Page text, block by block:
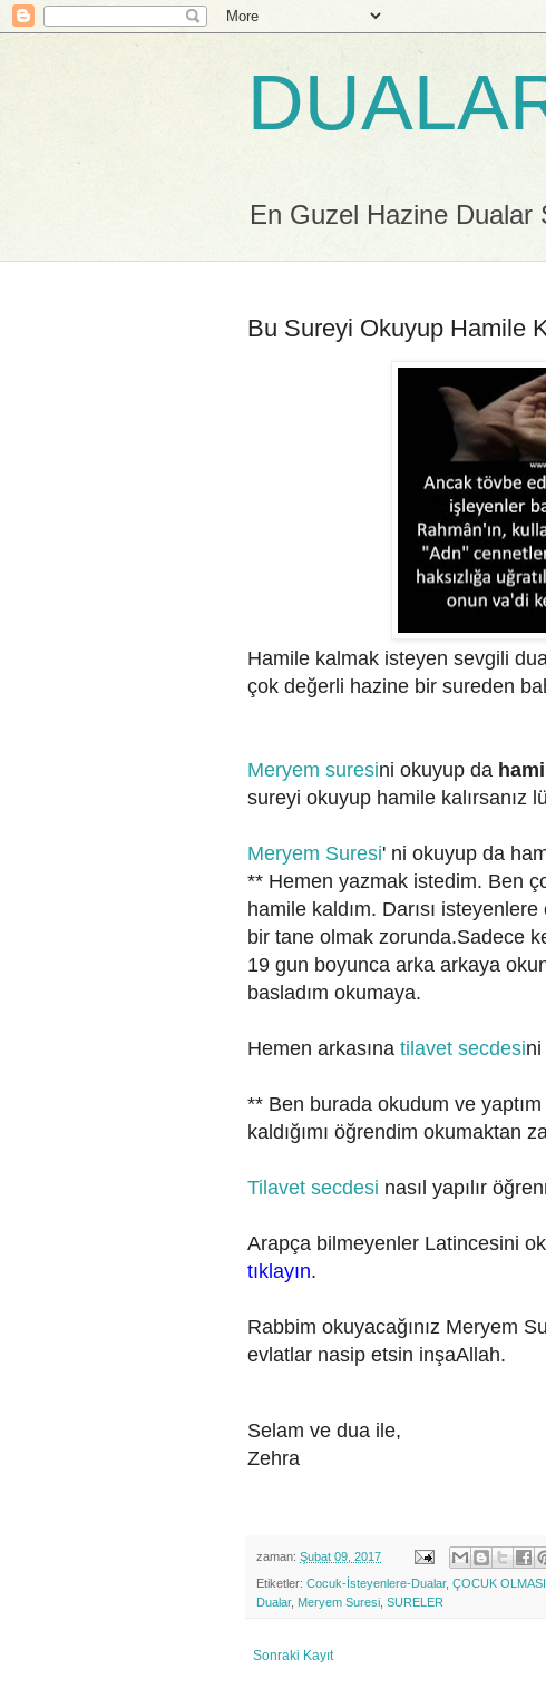
En Guzel Hazine Dualar
Bu Sureyi Okuyup Hamile
Hamile kalmak isteyen sevgili
çok değerli hazine bir sureden
Meryem suresini okuyup da
sureyi okuyup hamile kalırsanız
Meryem Suresi' ni okuyup da
** Hemen yazmak istedim. Ben
hamile kaldım. Darısı isteyenlere
bir tane olmak zorunda.Sadece
19 gun boyunca arka arkaya
basladım okumaya.
Hemen arkasına tilavet secdesini
** Ben burada okudum ve
kaldığımı öğrendim okumaktan
Tilavet secdesi nasıl yapılır
Arapça bilmeyenler Latincesini
tıklayın.
Rabbim okuyacağınız Meryem
evlatlar nasip etsin inşaAllah.
Selam ve dua ile,
Zehra
zaman: Şubat 09, 2017
Etiketler: Cocuk-İsteyenlere-Dualar, ÇOCUK
Dualar, Meryem Suresi SURELER
Sonraki Kayıt